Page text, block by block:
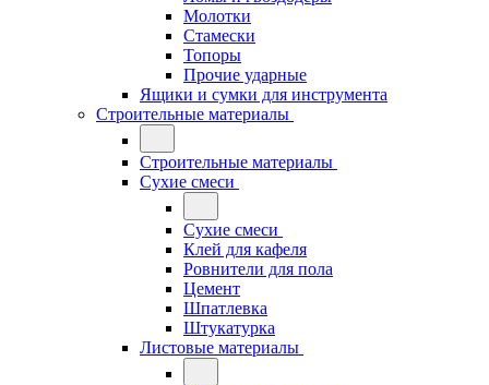
Молотки
Стамески
Топоры
Прочие ударные
Ящики и сумки для инструмента
Строительные материалы
Строительные материалы
Сухие смеси
Сухие смеси
Клей для кафеля
Ровнители для пола
Цемент
Шпатлевка
Штукатурка
Листовые материалы